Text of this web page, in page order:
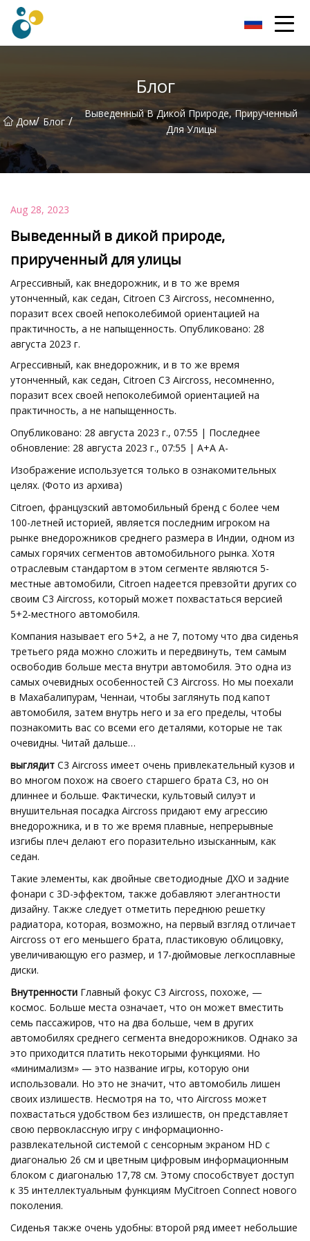
Блог
Дом/ Блог /
Выведенный В Дикой Природе, Прирученный
Для Улицы
Aug 28, 2023
Выведенный в дикой природе,
прирученный для улицы
Агрессивный, как внедорожник, и в то же время
утонченный, как седан, Citroen C3 Aircross, несомненно,
поразит всех своей непоколебимой ориентацией на
практичность, а не напыщенность. Опубликовано: 28
августа 2023 г.
Агрессивный, как внедорожник, и в то же время
утонченный, как седан, Citroen C3 Aircross, несомненно,
поразит всех своей непоколебимой ориентацией на
практичность, а не напыщенность.
Опубликовано: 28 августа 2023 г., 07:55 | Последнее
обновление: 28 августа 2023 г., 07:55 | А+А А-
Изображение используется только в ознакомительных
целях. (Фото из архива)
Citroen, французский автомобильный бренд с более чем
100-летней историей, является последним игроком на
рынке внедорожников среднего размера в Индии, одном из
самых горячих сегментов автомобильного рынка. Хотя
отраслевым стандартом в этом сегменте являются 5-
местные автомобили, Citroen надеется превзойти других со
своим C3 Aircross, который может похвастаться версией
5+2-местного автомобиля.
Компания называет его 5+2, а не 7, потому что два сиденья
третьего ряда можно сложить и передвинуть, тем самым
освободив больше места внутри автомобиля. Это одна из
самых очевидных особенностей C3 Aircross. Но мы поехали
в Махабалипурам, Ченнаи, чтобы заглянуть под капот
автомобиля, затем внутрь него и за его пределы, чтобы
познакомить вас со всеми его деталями, которые не так
очевидны. Читай дальше…
выглядит C3 Aircross имеет очень привлекательный кузов и
во многом похож на своего старшего брата C3, но он
длиннее и больше. Фактически, культовый силуэт и
внушительная посадка Aircross придают ему агрессию
внедорожника, и в то же время плавные, непрерывные
изгибы плеч делают его поразительно изысканным, как
седан.
Такие элементы, как двойные светодиодные ДХО и задние
фонари с 3D-эффектом, также добавляют элегантности
дизайну. Также следует отметить переднюю решетку
радиатора, которая, возможно, на первый взгляд отличает
Aircross от его меньшего брата, пластиковую облицовку,
увеличивающую его размер, и 17-дюймовые легкосплавные
диски.
Внутренности Главный фокус C3 Aircross, похоже, —
космос. Больше места означает, что он может вместить
семь пассажиров, что на два больше, чем в других
автомобилях среднего сегмента внедорожников. Однако за
это приходится платить некоторыми функциями. Но
«минимализм» — это название игры, которую они
использовали. Но это не значит, что автомобиль лишен
своих излишеств. Несмотря на то, что Aircross может
похвастаться удобством без излишеств, он представляет
свою первоклассную игру с информационно-
развлекательной системой с сенсорным экраном HD с
диагональю 26 см и цветным цифровым информационным
блоком с диагональю 17,78 см. Этому способствует доступ
к 35 интеллектуальным функциям MyCitroen Connect нового
поколения.
Сиденья также очень удобны: второй ряд имеет небольшие